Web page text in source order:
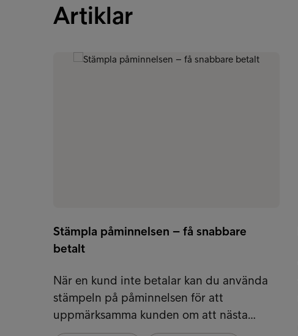
Artiklar
Stämpla påminnelsen – få snabbare
betalt
När en kund inte betalar kan du använda
stämpeln på påminnelsen för att
uppmärksamma kunden om att nästa…